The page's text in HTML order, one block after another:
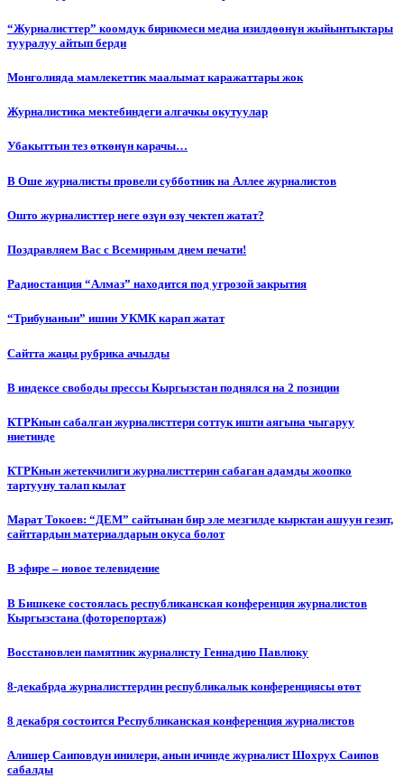
“Журналисттер” коомдук бирикмеси медиа изилдөөнүн жыйынтыктары
тууралуу айтып берди
Монголияда мамлекеттик маалымат каражаттары жок
Журналистика мектебиндеги алгачкы окутуулар
Убакыттын тез өткөнүн карачы…
В Оше журналисты провели субботник на Аллее журналистов
Ошто журналисттер неге өзүн өзү чектеп жатат?
Поздравляем Вас с Всемирным днем печати!
Радиостанция “Алмаз” находится под угрозой закрытия
“Трибунанын” ишин УКМК карап жатат
Сайтта жаңы рубрика ачылды
В индексе свободы прессы Кыргызстан поднялся на 2 позиции
КТРКнын сабалган журналисттери соттук ишти аягына чыгаруу
ниетинде
КТРКнын жетекчилиги журналисттерин сабаган адамды жоопко
тартууну талап кылат
Марат Токоев: “ДЕМ” сайтынан бир эле мезгилде кырктан ашуун гезит,
сайттардын материалдарын окуса болот
В эфире – новое телевидение
В Бишкеке состоялась республиканская конференция журналистов
Кыргызстана (фоторепортаж)
Восстановлен памятник журналисту Геннадию Павлюку
8-декабрда журналисттердин республикалык конференциясы өтөт
8 декабря состоится Республиканская конференция журналистов
Алишер Саиповдун инилери, анын ичинде журналист Шохрух Саипов
сабалды